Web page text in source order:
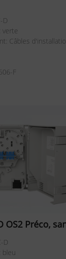
D
verte
Câbles
F
OS2 Préco,
D
bleu